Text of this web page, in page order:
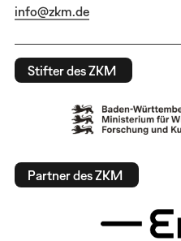
info@zkm.de
Stifter des ZKM
Partner des ZKM